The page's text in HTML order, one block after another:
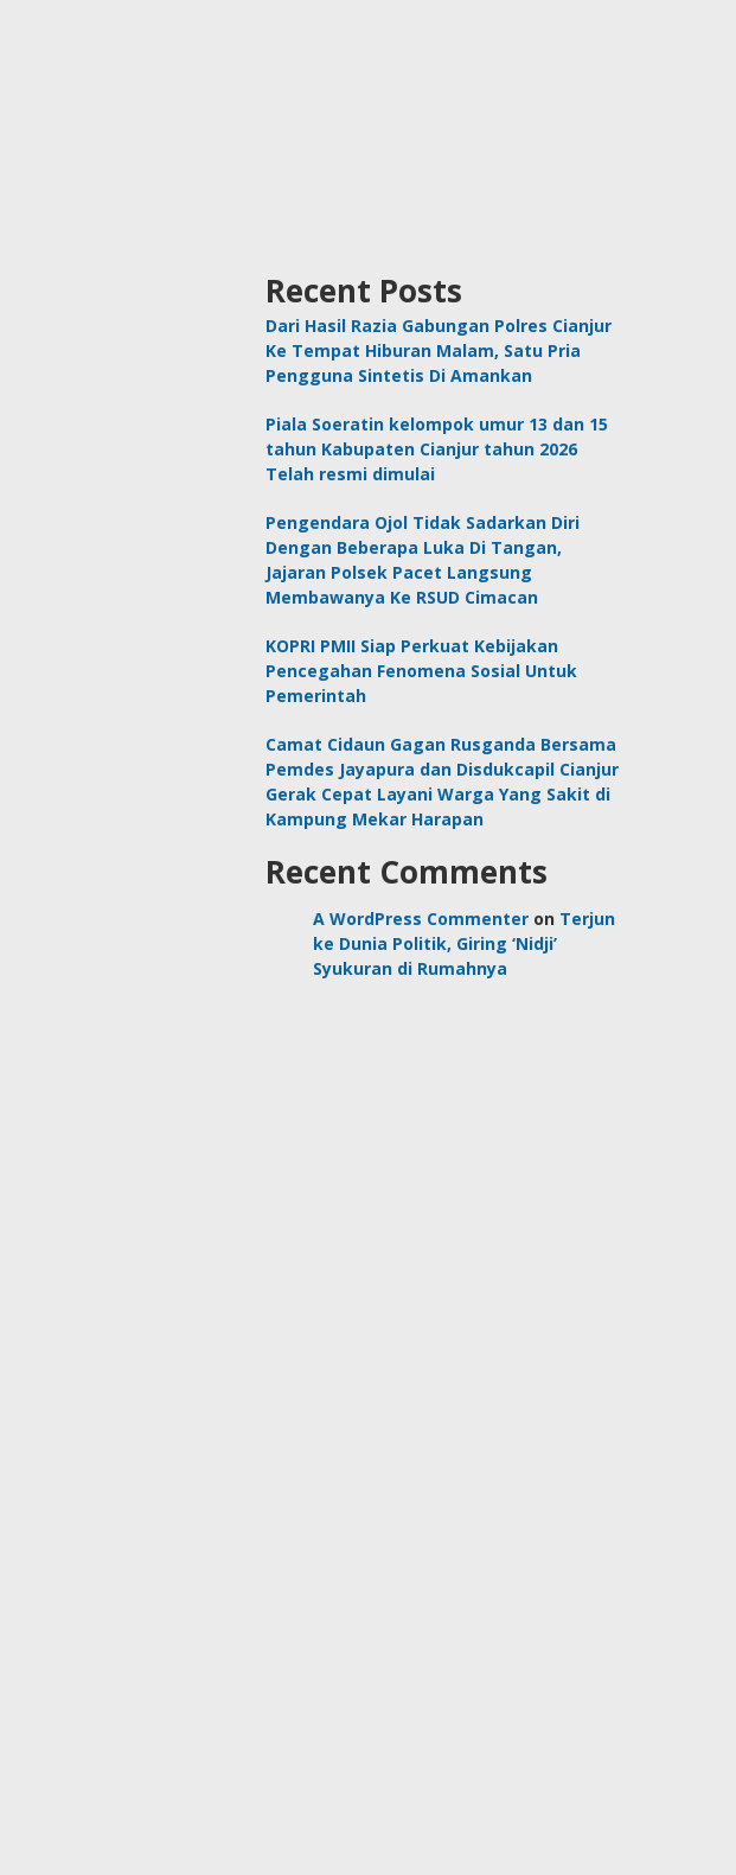
Recent Posts
Dari Hasil Razia Gabungan Polres Cianjur
Ke Tempat Hiburan Malam, Satu Pria
Pengguna Sintetis Di Amankan
Piala Soeratin kelompok umur 13 dan 15
tahun Kabupaten Cianjur tahun 2026
Telah resmi dimulai
Pengendara Ojol Tidak Sadarkan Diri
Dengan Beberapa Luka Di Tangan,
Jajaran Polsek Pacet Langsung
Membawanya Ke RSUD Cimacan
KOPRI PMII Siap Perkuat Kebijakan
Pencegahan Fenomena Sosial Untuk
Pemerintah
Camat Cidaun Gagan Rusganda Bersama
Pemdes Jayapura dan Disdukcapil Cianjur
Gerak Cepat Layani Warga Yang Sakit di
Kampung Mekar Harapan
Recent Comments
A WordPress Commenter on Terjun
ke Dunia Politik, Giring ‘Nidji’
Syukuran di Rumahnya